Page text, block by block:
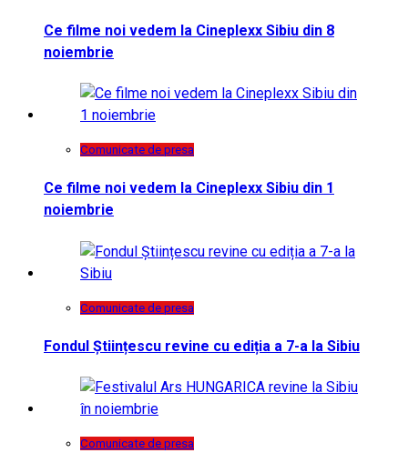
Ce filme noi vedem la Cineplexx Sibiu din 8
noiembrie
Comunicate de presa
Ce filme noi vedem la Cineplexx Sibiu din 1
noiembrie
Comunicate de presa
Fondul Științescu revine cu ediția a 7-a la Sibiu
Comunicate de presa